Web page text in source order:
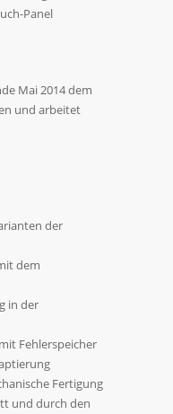
Panel
Mai 2014 dem
und arbeitet
der
dem
in der
Fehlerspeicher
Fertigung
und durch den